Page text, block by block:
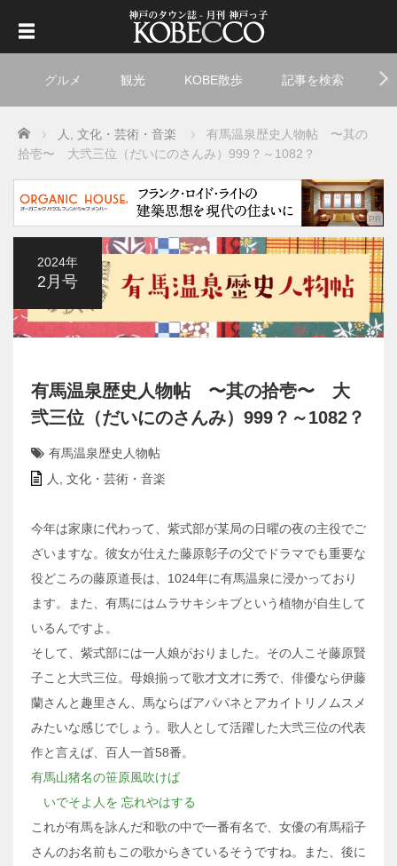
グルメ 観光 KOBE散歩 記事を検索
Home 人 文化・芸術・音楽
有馬温泉歴史人物帖 〜其の
拾壱〜 大弐三位（だいにのさんみ）999？～1082？
2024年
2月号
有馬温泉歴史人物帖 〜其の拾壱〜 大
弐三位（だいにのさんみ）999？～1082？
有馬温泉歴史人物帖
人, 文化・芸術・音楽
今年は家康に代わって、紫式部が某局の日曜の夜の主役でご
ざいますな。彼女が仕えた藤原彰子の父でドラマでも重要な
役どころの藤原道長は、1024年に有馬温泉に浸かっており
ます。また、有馬にはムラサキシキブという植物が自生して
いるんですよ。
そして、紫式部には一人娘がおりました。その人こそ藤原賢
子こと大弐三位。母娘揃って歌才文才に秀で、俳優なら伊藤
蘭さんと趣里さん、馬ならばアパパネとアカイトリノムスメ
みたいな感じでしょう。歌人として活躍した大弐三位の代表
作と言えば、百人一首58番。
有馬山猪名の笹原風吹けば
いでそよ人を 忘れやはする
これが有馬を詠んだ和歌の中で一番有名で、女優の有馬稲子
さんのお名前もこの歌からきているそうですね。また、後に